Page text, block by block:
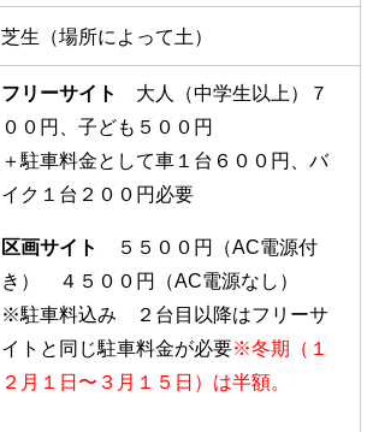
芝生（場所によって土）
フリーサイト
大人（中学生以上）７
００円、子ども５００円
＋駐車料金として車１台６００円、バ
イク１台２００円必要
区画サイト
５５００円（AC電源付
き） ４５００円（AC電源なし）
※駐車料込み ２台目以降はフリーサ
イトと同じ駐車料金が必要※冬期（１
２月１日〜３月１５日）は半額。